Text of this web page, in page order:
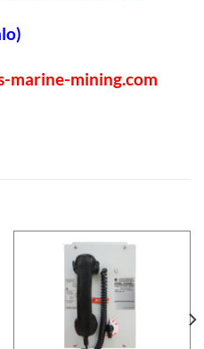
marine-mining.com